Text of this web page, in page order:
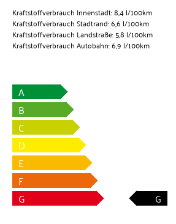
Kraftstoffverbrauch Innenstadt:8,4 l/100km
Kraftstoffverbrauch Stadtrand:6,6 l/100km
Kraftstoffverbrauch Landstraße:5,8 l/100km
Kraftstoffverbrauch Autobahn:6,9 l/100km
A
B
C
D
E
F
G
G